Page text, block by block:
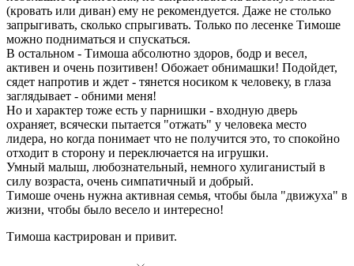
(кровать или диван) ему не рекомендуется. Даже не столько
запрыгивать, сколько спрыгивать. Только по лесенке Тимоше
можно подниматься и спускаться.
В остальном - Тимоша абсолютно здоров, бодр и весел,
активен и очень позитивен! Обожает обнимашки! Подойдет,
сядет напротив и ждет - тянется носиком к человеку, в глаза
заглядывает - обними меня!
Но и характер тоже есть у парнишки - входную дверь
охраняет, всячески пытается "отжать" у человека место
лидера, но когда понимает что не получится это, то спокойно
отходит в сторону и переключается на игрушки.
Умный малыш, любознательный, немного хулиганистый в
силу возраста, очень симпатичный и добрый.
Тимоше очень нужна активная семья, чтобы была "движуха" в
жизни, чтобы было весело и интересно!
Тимоша кастрирован и привит.